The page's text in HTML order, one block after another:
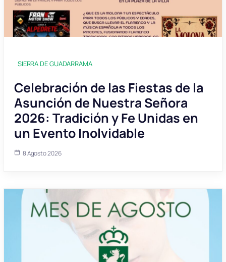
SIERRA DE GUADARRAMA
Celebración de las Fiestas de la
Asunción de Nuestra Señora
2026: Tradición y Fe Unidas en
un Evento Inolvidable
8 Agosto 2026